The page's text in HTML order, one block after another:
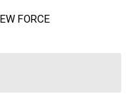
FORCE